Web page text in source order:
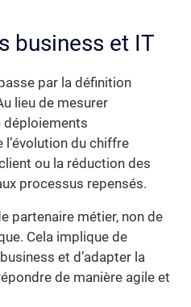
business et IT
par la définition
lieu de mesurer
déploiements
l’évolution du chiffre
ou la réduction des
processus repensés.
partenaire métier, non de
Cela implique de
et d’adapter la
de manière agile et